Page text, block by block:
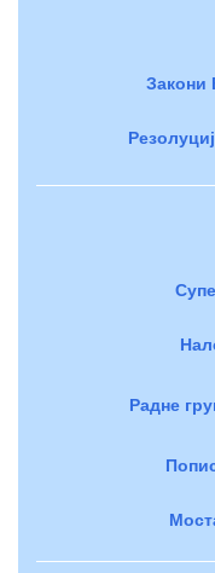
Закони
Радне